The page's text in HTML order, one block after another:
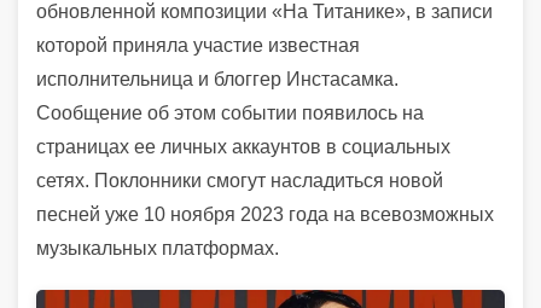
обновленной композиции «На Титанике», в записи
которой приняла участие известная
исполнительница и блоггер Инстасамка.
Сообщение об этом событии появилось на
страницах ее личных аккаунтов в социальных
сетях. Поклонники смогут насладиться новой
песней уже 10 ноября 2023 года на всевозможных
музыкальных платформах.